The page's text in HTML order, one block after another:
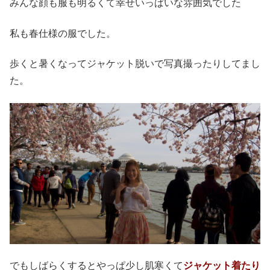
みんな顔も服も明るくて幸せいっぱいな雰囲気でした
私も春仕様の服でした。
歩くと暑くなってジャケット脱いで写真撮ったりしてまし
た。
でもしばらくするとやっぱ少し肌寒くてジャケット着たり